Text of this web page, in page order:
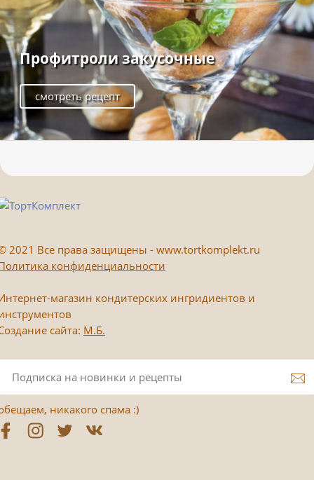
Профитроли закусочные
смотреть рецепт
2021 Все права защищены - www.tortkomplekt.ru
конфиденциальности
магазин кондитерских ингридиентов и
сайта: М.Б.
никакого спама :)